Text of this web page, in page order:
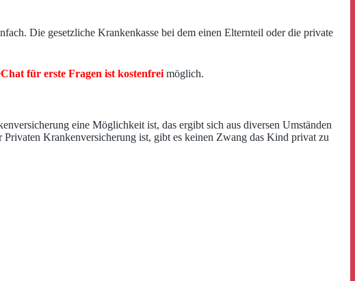
Die gesetzliche Krankenkasse bei dem einen Elternteil oder die private
für erste Fragen ist kostenfrei möglich.
eine Möglichkeit ist, das ergibt sich aus diversen Umständen
Krankenversicherung ist, gibt es keinen Zwang das Kind privat zu